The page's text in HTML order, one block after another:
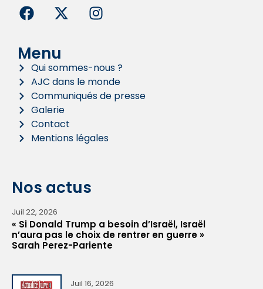
Menu
Qui sommes-nous ?
AJC dans le monde
Communiqués de presse
Galerie
Contact
Mentions légales
Nos actus
Juil 22, 2026
« Si Donald Trump a besoin d’Israël, Israël
n’aura pas le choix de rentrer en guerre »
Sarah Perez-Pariente
Juil 16, 2026